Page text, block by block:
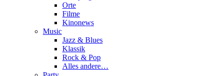
Orte
Filme
Kinonews
Music
Jazz & Blues
Klassik
Rock & Pop
Alles andere…